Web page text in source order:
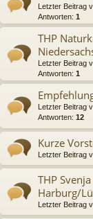
Letzter Beitrag
Antworten: 1
THP
Letzter Beitrag
Antworten: 1
Letzter Beitrag
Antworten: 12
Kurze
Letzter Beitrag
THP
Harburg/
Letzter Beitrag